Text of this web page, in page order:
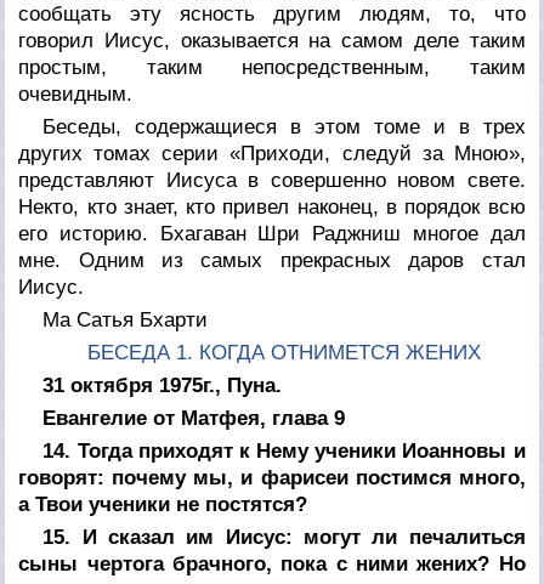
сообщать эту ясность другим людям, то, что
говорил Иисус, оказывается на самом деле таким
простым, таким непосредственным, таким
очевидным.
Беседы, содержащиеся в этом томе и в трех
других томах серии «Приходи, следуй за Мною»,
представляют Иисуса в совершенно новом свете.
Некто, кто знает, кто привел наконец, в порядок всю
его историю. Бхагаван Шри Раджниш многое дал
мне. Одним из самых прекрасных даров стал
Иисус.
Ма Сатья Бхарти
БЕСЕДА 1. КОГДА ОТНИМЕТСЯ ЖЕНИХ
31 октября 1975г., Пуна.
Евангелие от Матфея, глава 9
14. Тогда приходят к Нему ученики Иоанновы и
говорят: почему мы, и фарисеи постимся много,
а Твои ученики не постятся?
15. И сказал им Иисус: могут ли печалиться
сыны чертога брачного, пока с ними жених? Но